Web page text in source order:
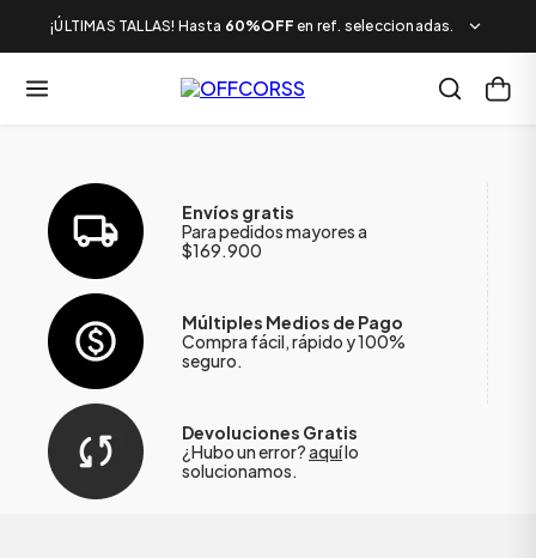
¡ÚLTIMAS TALLAS! Hasta 60%OFF en ref. seleccionadas.
Envíos gratis
Para pedidos mayores a
$169.900
Múltiples Medios de Pago
Compra fácil, rápido y 100%
seguro.
Devoluciones Gratis
¿Hubo un error?aquílo
solucionamos.